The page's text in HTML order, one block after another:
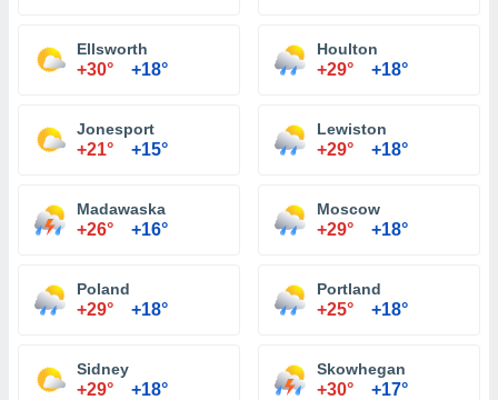
Ellsworth
+30° +18°
Houlton
+29° +18°
Jonesport
+21° +15°
Lewiston
+29° +18°
Madawaska
+26° +16°
Moscow
+29° +18°
Poland
+29° +18°
Portland
+25° +18°
Sidney
+29° +18°
Skowhegan
+30° +17°